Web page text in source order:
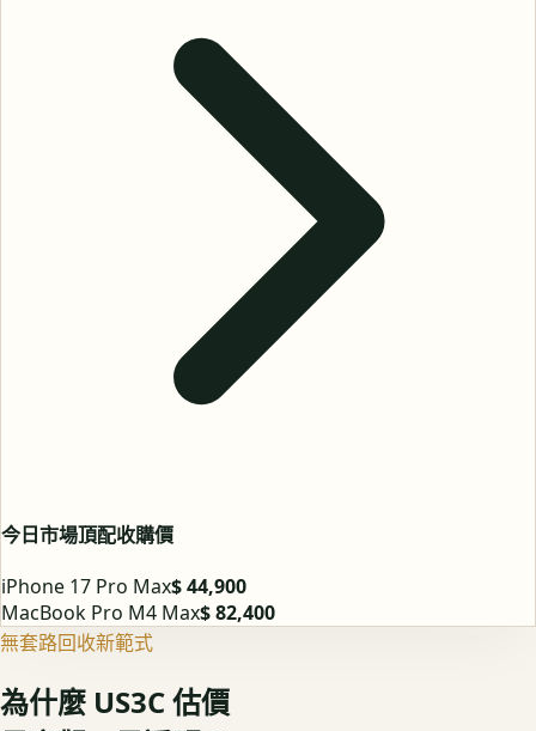
今日市場頂配收購價
iPhone 17 Pro Max$ 44,900
MacBook Pro M4 Max$ 82,400
無套路回收新範式
為什麼 US3C 估價